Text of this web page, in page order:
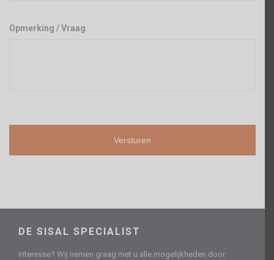
Opmerking / Vraag
DE SISAL SPECIALIST
Interesse? Wij nemen graag met u alle mogelijkheden door.